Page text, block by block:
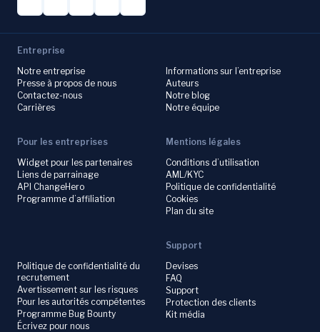
Entreprise
Notre entreprise
Presse à propos de nous
Contactez-nous
Carrières
Informations sur l’entreprise
Auteurs
Notre blog
Notre équipe
Pour les entreprises
Widget pour les partenaires
Liens de parrainage
API ChangeHero
Programme d’affiliation
Mentions légales
Conditions d’utilisation
AML/KYC
Politique de confidentialité
Cookies
Plan du site
Politique de confidentialité du
recrutement
Avertissement sur les risques
Pour les autorités compétentes
Programme Bug Bounty
Écrivez pour nous
Support
Devises
FAQ
Support
Protection des clients
Kit média